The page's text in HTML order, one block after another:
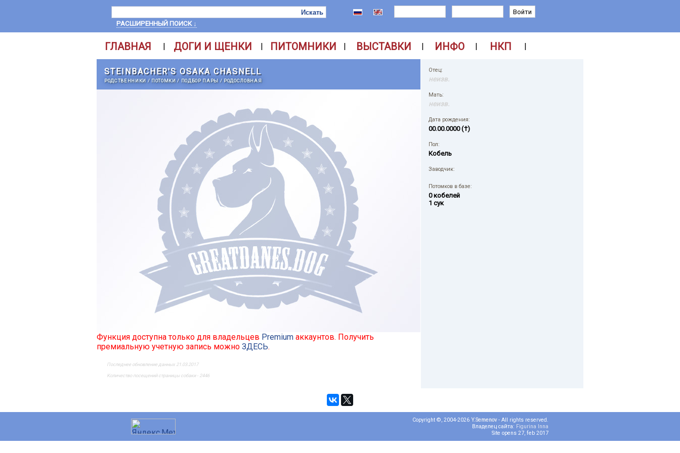
РАСШИРЕННЫЙ ПОИСК ↓
ГЛАВНАЯ | ДОГИ И ЩЕНКИ | ПИТОМНИКИ | ВЫСТАВКИ | ИНФО | НКП |
STEINBACHER'S OSAKA CHASNELL
РОДСТВЕННИКИ / ПОТОМКИ/ ПОДБОР ПАРЫ / РОДОСЛОВНАЯ
Функция доступна только для владельцев Premium аккаунтов. Получить
премиальную учетную запись можно ЗДЕСЬ.
Последнее обновление данных 21.03.2017
Количество посещений страницы собаки - 2446
Отец:
неизв.
Мать:
неизв.
Дата рождения:
00.00.0000 (†)
Пол:
Кобель
Заводчик:
Потомков в базе:
0 кобелей
1 сук
Copyright ©, 2004-2026 Y.Semenov - All rights reserved.
Владелец сайта: Figurina Inna
Site opens 27, feb 2017